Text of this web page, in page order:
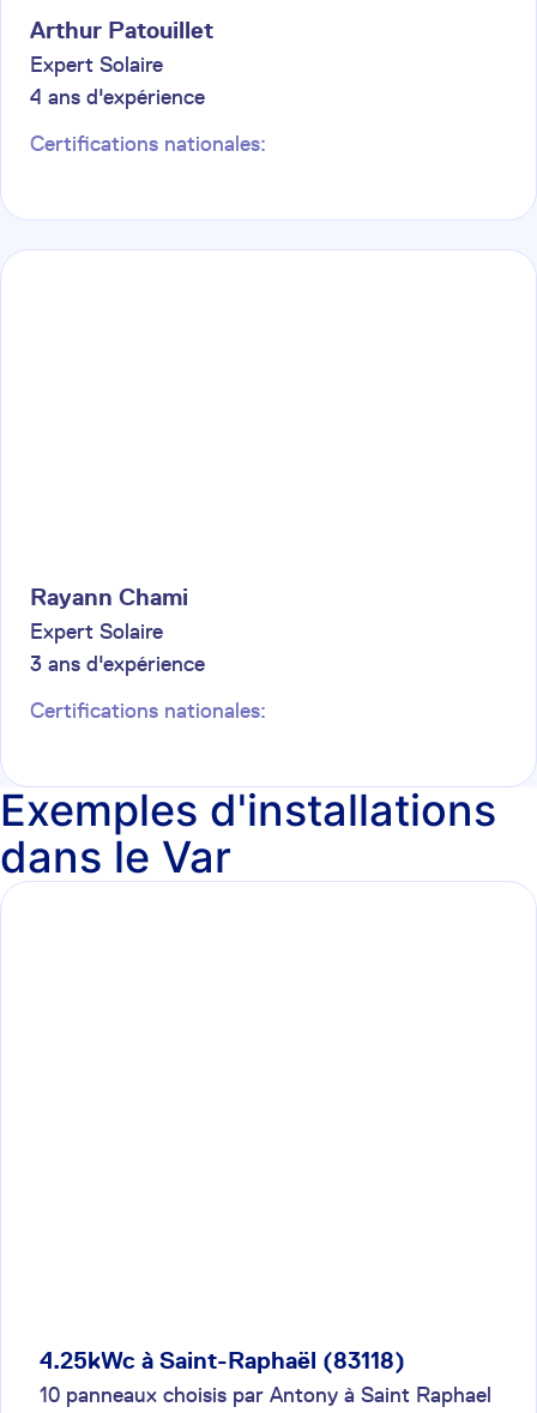
Arthur Patouillet
Expert Solaire
4 ans d'expérience
Certifications nationales:
Rayann Chami
Expert Solaire
3 ans d'expérience
Certifications nationales:
Exemples d'installations
dans le Var
4.25kWc à Saint-Raphaël (83118)
10 panneaux choisis par Antony à Saint Raphael